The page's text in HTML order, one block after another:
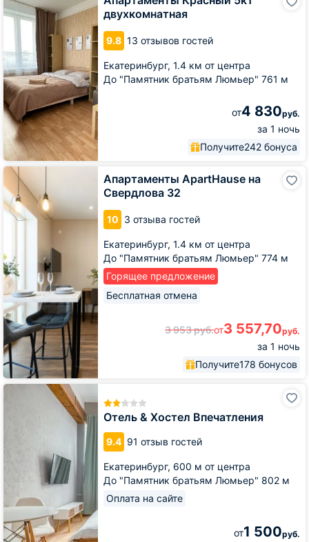
двухкомнатная
9.8 13 отзывов гостей
Екатеринбург, 1.4 км от центра
До "Памятник братьям Люмьер" 761 м
от4 830руб.
за 1 ночь
Получите242 бонуса
Красный
5к1
двухкомнатная
Апартаменты ApartHause на
Свердлова 32
10 3 отзыва гостей
Екатеринбург, 1.4 км от центра
До "Памятник братьям Люмьер" 774 м
Горящее предложение
Бесплатная отмена
3 953руб.от3 557,70руб.
за 1 ночь
Получите178 бонусов
Апартаменты
ApartHause
на
Свердлова
Отель & Хостел Впечатления
9.4 91 отзыв гостей
Екатеринбург, 600 м от центра
До "Памятник братьям Люмьер" 802 м
Оплата на сайте
от1 500руб.
Отель